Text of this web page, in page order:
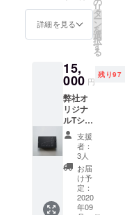
MUSAアプリ
ケーションにお
成約料金から5%
トcodeと2ヶ月
手数料無料の
codeを送付させ
ていただきま
詳細を見る
リ
タ
ー
ン
を
選
択
す
る
15,
000 円
残り97
弊社オ
リジナ
ルTシャ
ツの5枚
組
BOX(全
てMサ
イズ)と
3ヶ月間
のアプ
リケー
支援
者：
3人
お届
け予
定：
2020
年09